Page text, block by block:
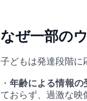
なぜ一部の
子どもは発達段階に
・ 年齢による情報
ておらず、過激な映